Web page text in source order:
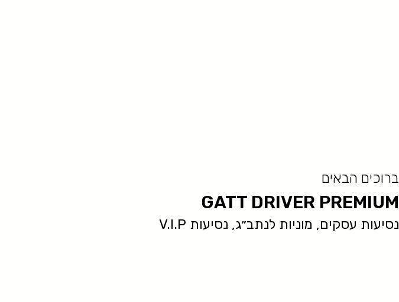
ברוכים הבאים
GATT DRIVER PREMIUM
נסיעות עסקים, מוניות לנתב״ג, נסיעות V.I.P